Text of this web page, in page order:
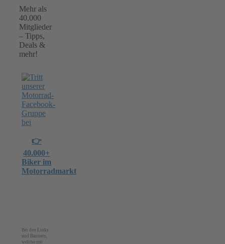
Mehr als
40.000
Mitglieder
– Tipps,
Deals &
mehr!
👉
40.000+
Biker im
Motorradmarkt
Bei den Links
und Bannern,
welche mit